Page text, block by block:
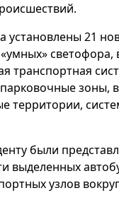
установлены 21
светофора,
транспортная
зоны,
территории,
были
выделенных
узлов